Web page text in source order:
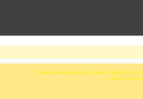
Diese Seite wurde automatisch erstellt mit
zuletzt am